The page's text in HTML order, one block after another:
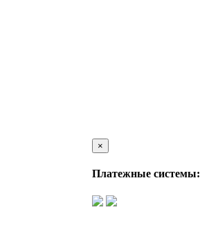
×
Платежные системы: